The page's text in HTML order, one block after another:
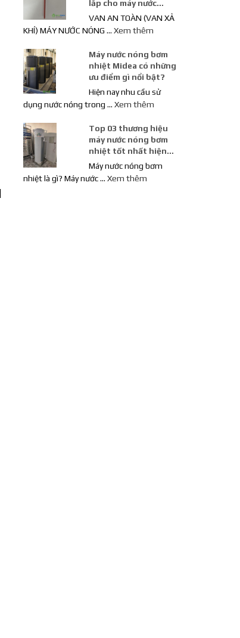
lắp cho máy nước
nóng năng lượng mặt
trời
VAN AN TOÀN (VAN XẢ
KHÍ) MÁY NƯỚC NÓNG … Xem thêm
Máy nước nóng bơm
nhiệt Midea có những
ưu điểm gì nổi bật?
Hiện nay nhu cầu sử
dụng nước nóng trong … Xem thêm
Top 03 thương hiệu
máy nước nóng bơm
nhiệt tốt nhất hiện
nay
Máy nước nóng bơm
nhiệt là gì? Máy nước … Xem thêm